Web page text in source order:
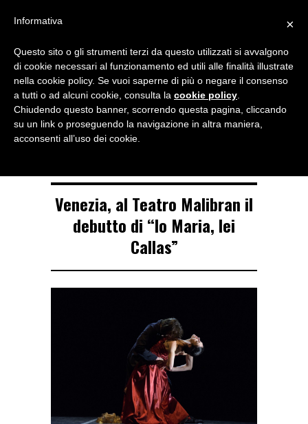
NOTIZIE DI DANZA IN ITALIA E ALL’ESTERO, PER DANZATORI,
TAG ARCHIVE
lei Callas
Venezia, al Teatro Malibran il
debutto di “Io Maria, lei
Callas”
×
Informativa
Questo sito o gli strumenti terzi da questo utilizzati si avvalgono
di cookie necessari al funzionamento ed utili alle finalità illustrate
nella cookie policy. Se vuoi saperne di più o negare il consenso
a tutti o ad alcuni cookie, consulta la cookie policy
Chiudendo questo banner, scorrendo questa pagina, cliccando
su un link o proseguendo la navigazione in altra maniera,
acconsenti all’uso dei cookie.